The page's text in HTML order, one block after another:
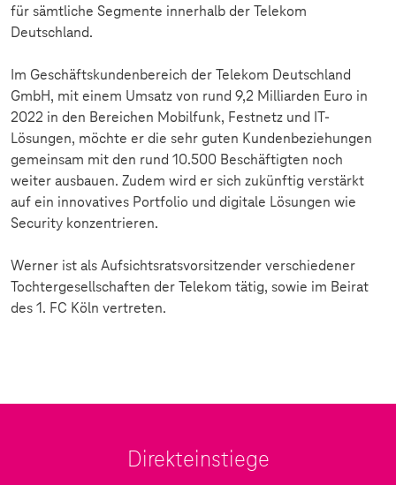
für sämtliche Segmente innerhalb der Telekom
Deutschland.
Im Geschäftskundenbereich der Telekom Deutschland
GmbH, mit einem Umsatz von rund 9,2 Milliarden Euro in
2022 in den Bereichen Mobilfunk, Festnetz und IT-
Lösungen, möchte er die sehr guten Kundenbeziehungen
gemeinsam mit den rund 10.500 Beschäftigten noch
weiter ausbauen. Zudem wird er sich zukünftig verstärkt
auf ein innovatives Portfolio und digitale Lösungen wie
Security konzentrieren.
Werner ist als Aufsichtsratsvorsitzender verschiedener
Tochtergesellschaften der Telekom tätig, sowie im Beirat
des 1. FC Köln vertreten.
Direkteinstiege